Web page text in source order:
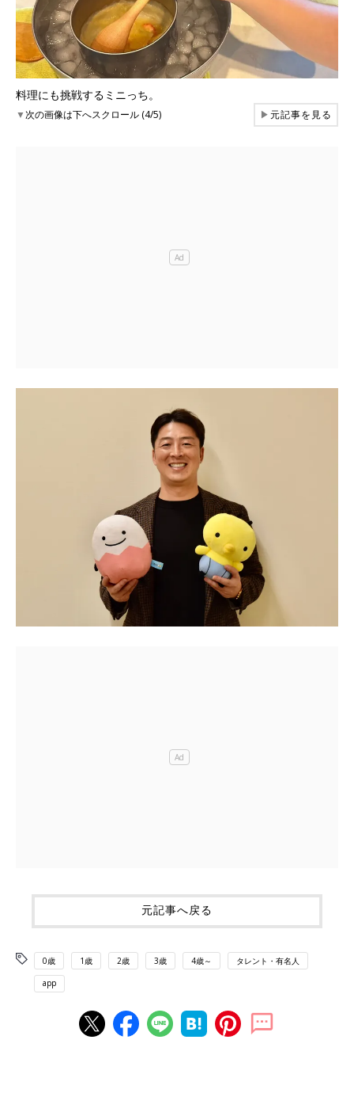
料理にも挑戦するミニっち。
▼次の画像は下へスクロール (4/5) ▶元記事を見る
元記事へ戻る
0歳 1歳 2歳 3歳 4歳～ タレント・有名人
app